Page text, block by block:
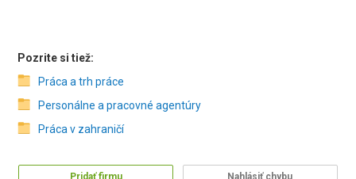
Pozrite si tiež:
Práca a trh práce
Personálne a pracovné agentúry
Práca v zahraničí
Pridať firmu Nahlásiť chybu